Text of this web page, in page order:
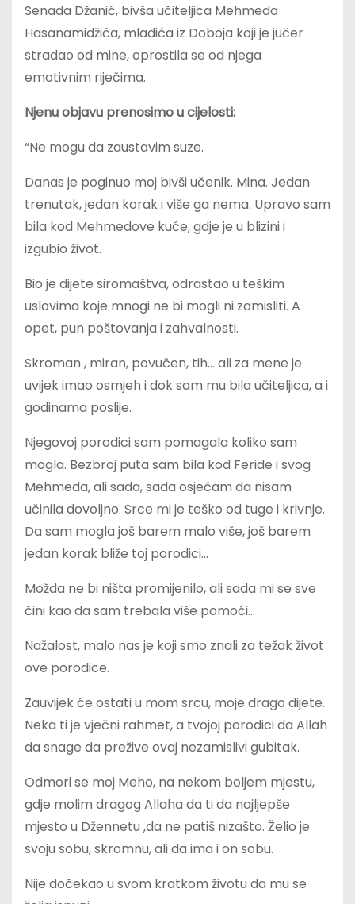
Senada Džanić, bivša učiteljica Mehmeda
Hasanamidžića, mladića iz Doboja koji je jučer
stradao od mine, oprostila se od njega
emotivnim riječima.
Njenu objavu prenosimo u cijelosti:
“Ne mogu da zaustavim suze.
Danas je poginuo moj bivši učenik. Mina. Jedan
trenutak, jedan korak i više ga nema. Upravo sam
bila kod Mehmedove kuće, gdje je u blizini i
izgubio život.
Bio je dijete siromaštva, odrastao u teškim
uslovima koje mnogi ne bi mogli ni zamisliti. A
opet, pun poštovanja i zahvalnosti.
Skroman , miran, povučen, tih… ali za mene je
uvijek imao osmjeh i dok sam mu bila učiteljica, a i
godinama poslije.
Njegovoj porodici sam pomagala koliko sam
mogla. Bezbroj puta sam bila kod Feride i svog
Mehmeda, ali sada, sada osjećam da nisam
učinila dovoljno. Srce mi je teško od tuge i krivnje.
Da sam mogla još barem malo više, još barem
jedan korak bliže toj porodici…
Možda ne bi ništa promijenilo, ali sada mi se sve
čini kao da sam trebala više pomoći…
Nažalost, malo nas je koji smo znali za težak život
ove porodice.
Zauvijek će ostati u mom srcu, moje drago dijete.
Neka ti je vječni rahmet, a tvojoj porodici da Allah
da snage da prežive ovaj nezamislivi gubitak.
Odmori se moj Meho, na nekom boljem mjestu,
gdje molim dragog Allaha da ti da najljepše
mjesto u Džennetu ,da ne patiš nizašto. Želio je
svoju sobu, skromnu, ali da ima i on sobu.
Nije dočekao u svom kratkom životu da mu se